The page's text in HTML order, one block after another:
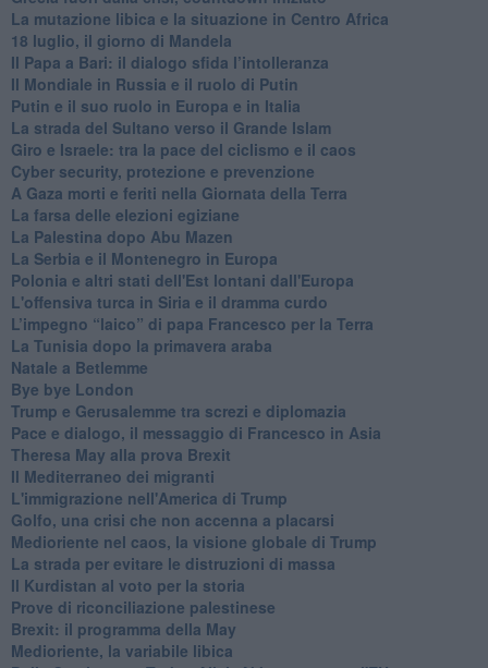
La mutazione libica e la situazione in Centro Africa
18 luglio, il giorno di Mandela
Il Papa a Bari: il dialogo sfida l’intolleranza
Il Mondiale in Russia e il ruolo di Putin
Putin e il suo ruolo in Europa e in Italia
La strada del Sultano verso il Grande Islam
Giro e Israele: tra la pace del ciclismo e il caos
Cyber security, protezione e prevenzione
A Gaza morti e feriti nella Giornata della Terra
La farsa delle elezioni egiziane
La Palestina dopo Abu Mazen
La Serbia e il Montenegro in Europa
Polonia e altri stati dell'Est lontani dall'Europa
L'offensiva turca in Siria e il dramma curdo
L’impegno “laico” di papa Francesco per la Terra
La Tunisia dopo la primavera araba
Natale a Betlemme
Bye bye London
Trump e Gerusalemme tra screzi e diplomazia
Pace e dialogo, il messaggio di Francesco in Asia
Theresa May alla prova Brexit
Il Mediterraneo dei migranti
L'immigrazione nell'America di Trump
Golfo, una crisi che non accenna a placarsi
Medioriente nel caos, la visione globale di Trump
La strada per evitare le distruzioni di massa
Il Kurdistan al voto per la storia
Prove di riconciliazione palestinese
Brexit: il programma della May
Medioriente, la variabile libica